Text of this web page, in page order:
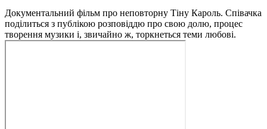
Документальний фільм про неповторну Тіну Кароль. Співачка
поділиться з публікою розповіддю про свою долю, процес
творення музики і, звичайно ж, торкнеться теми любові.